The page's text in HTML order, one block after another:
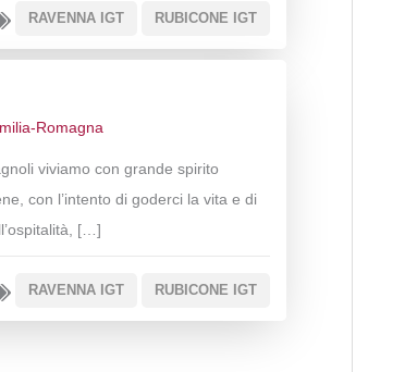
RAVENNA IGT RUBICONE IGT
Romagna
viviamo con grande spirito
con l’intento di goderci la vita e di
[…]
RAVENNA IGT RUBICONE IGT